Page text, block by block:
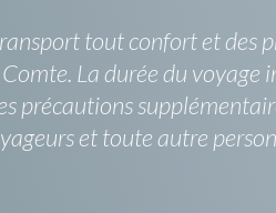
tout confort et des
La durée du voyage
précautions
et toute autre